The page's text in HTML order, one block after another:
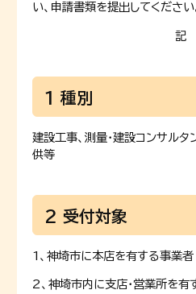
い、申請書類を提出してください
記
1 種別
建設工事、測量・建設コンサルタ
供等
2 受付対象
1、神埼市に本店を有する事業者
2、神埼市内に支店・営業所を有